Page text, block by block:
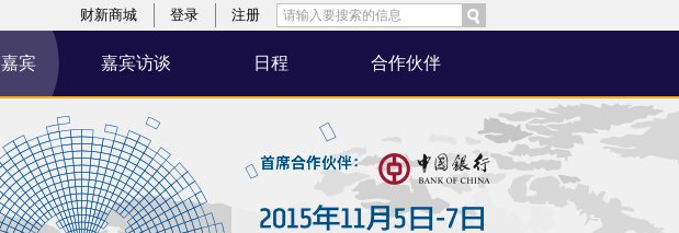
财新商城 登录 注册
宾 嘉宾访谈 日程 合作伙伴